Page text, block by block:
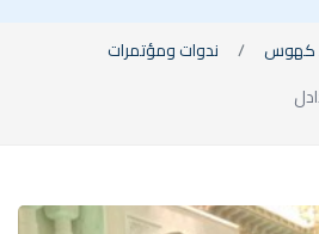
كهوس
ندوات ومؤتمرات